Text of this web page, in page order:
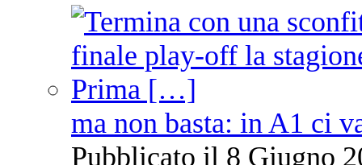
ma non basta: in A1 ci
Pubblicato il 8 Giugno